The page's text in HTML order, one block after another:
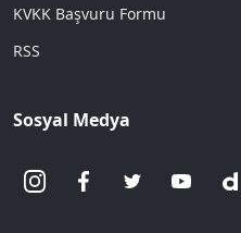
KVKK Başvuru Formu
RSS
Sosyal Medya